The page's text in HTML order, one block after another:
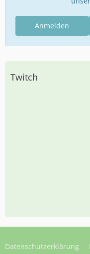
Anmelden
Twitch
Datenschutzerklärung